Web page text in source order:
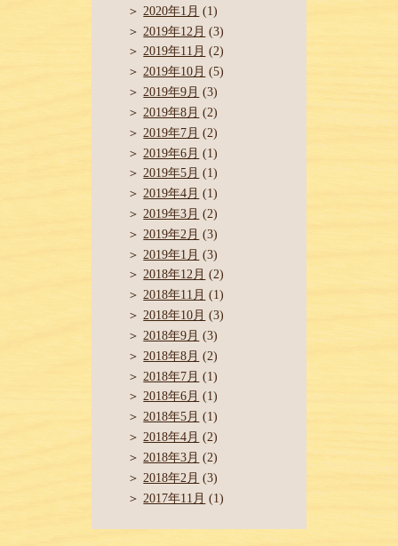
2020年1月 (1)
2019年12月 (3)
2019年11月 (2)
2019年10月 (5)
2019年9月 (3)
2019年8月 (2)
2019年7月 (2)
2019年6月 (1)
2019年5月 (1)
2019年4月 (1)
2019年3月 (2)
2019年2月 (3)
2019年1月 (3)
2018年12月 (2)
2018年11月 (1)
2018年10月 (3)
2018年9月 (3)
2018年8月 (2)
2018年7月 (1)
2018年6月 (1)
2018年5月 (1)
2018年4月 (2)
2018年3月 (2)
2018年2月 (3)
2017年11月 (1)